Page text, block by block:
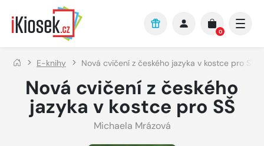
Přejít na hlavní obsah
0
E-knihy Nová cvičení z českého jazyka v kostce pro SŠ
Nová cvičení z českého
jazyka v kostce pro SŠ
Michaela Mrázová